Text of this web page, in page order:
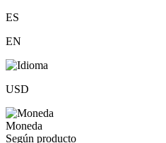
ES
EN
USD
Moneda
Según producto